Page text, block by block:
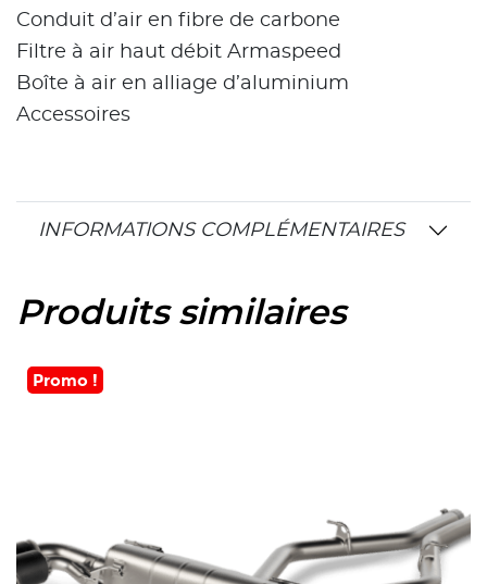
Conduit d’air en fibre de carbone
Filtre à air haut débit Armaspeed
Boîte à air en alliage d’aluminium
Accessoires
INFORMATIONS COMPLÉMENTAIRES
Produits similaires
Promo !